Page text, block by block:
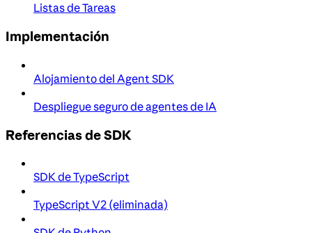
Listas de Tareas
Implementación
Alojamiento del Agent SDK
Despliegue seguro de agentes de IA
Referencias de SDK
SDK de TypeScript
TypeScript V2 (eliminada)